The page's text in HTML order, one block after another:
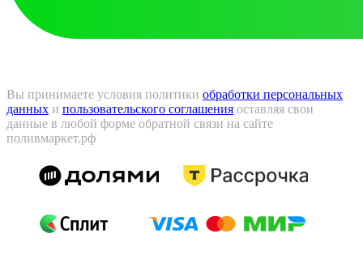
Вы принимаете условия политики обработки персональных
данных и пользовательского соглашения оставляя свои
данные в любой форме обратной связи на сайте
поливмаркет.рф